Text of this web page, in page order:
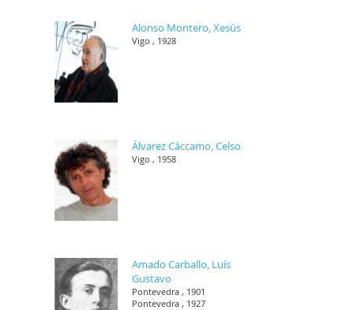
Alonso Montero, Xesús
Vigo , 1928
Álvarez Cáccamo, Celso
Vigo , 1958
Amado Carballo, Luís
Gustavo
Pontevedra , 1901
Pontevedra , 1927